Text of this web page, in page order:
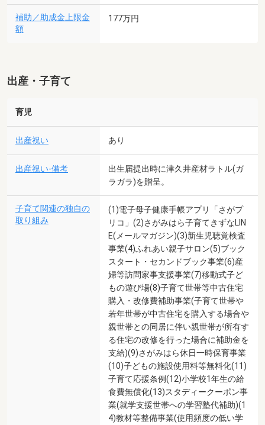
補助／助成金上限金
額
177万円
出産・子育て
育児
出産祝い あり
出産祝い-備考
出生届提出時に津久井産材ラトル(ガ
ラガラ)を贈呈。
子育て関連の独自の
取り組み
(1)電子母子健康手帳アプリ「さがプ
リコ」(2)さがみはら子育てきずなLIN
E(メールマガジン)(3)新生児聴覚検査
事業(4)ふれあい親子サロン(5)ブック
スタート・セカンドブック事業(6)産
婦等訪問家事支援事業(7)移動式子ど
もの遊び場(8)子育て世帯等中古住宅
購入・改修費補助事業(子育て世帯や
若年世帯が中古住宅を購入する場合や
親世帯との同居に伴い親世帯が所有す
る住宅の改修を行った場合に補助金を
支給)(9)さがみはら休日一時保育事業
(10)子どもの施設使用料等無料化(11)
子育て応援条例(12)小学校1年生の給
食費無償化(13)スタディークーポン事
業(就学支援世帯への学習塾代補助)(1
4)教材等整備事業(使用頻度の低い学